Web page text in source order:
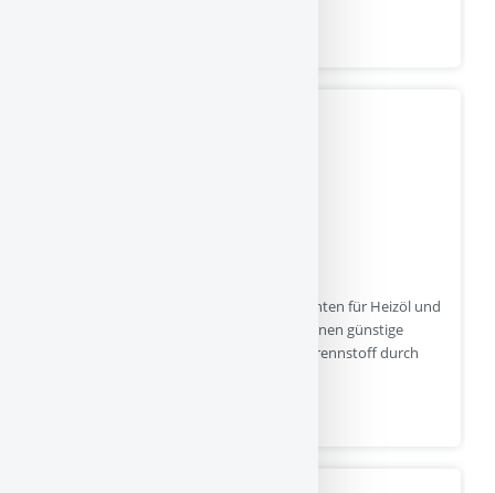
Bestellen Sie Ihr Heizöl direkt beim Lieferanten für Heizöl und
Festbrennstoffe in Hamburg. Wir bieten Ihnen günstige
Heizölpreise und günstige Preise für Festbrennstoff durch